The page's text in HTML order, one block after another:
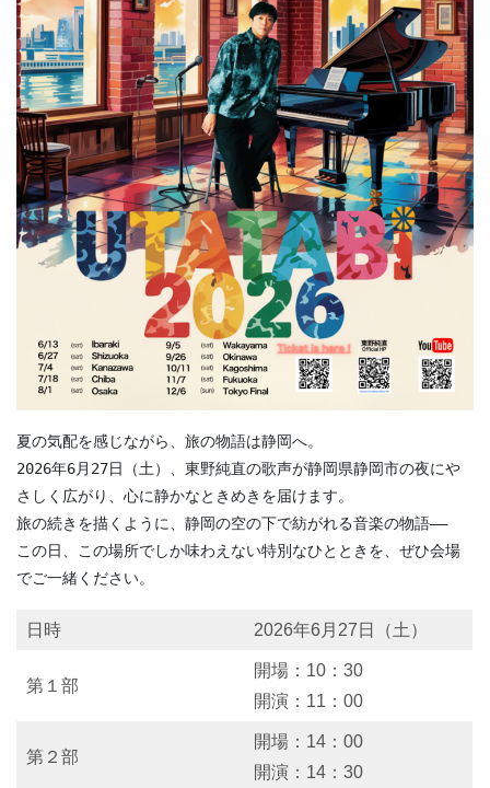
夏の気配を感じながら、旅の物語は静岡へ。
2026年6月27日（土）、東野純直の歌声が静岡県静岡市の夜にや
さしく広がり、心に静かなときめきを届けます。
旅の続きを描くように、静岡の空の下で紡がれる音楽の物語――
この日、この場所でしか味わえない特別なひとときを、ぜひ会場
でご一緒ください。
日時 2026年6月27日（土）
第１部
開場：10：30
開演：11：00
第２部
開場：14：00
開演：14：30